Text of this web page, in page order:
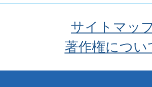
サイトマッ
著作権につい